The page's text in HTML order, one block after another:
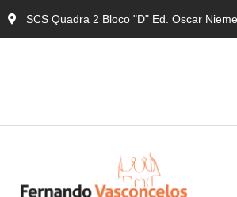
SCS Quadra 2 Bloco "D" Ed. Oscar